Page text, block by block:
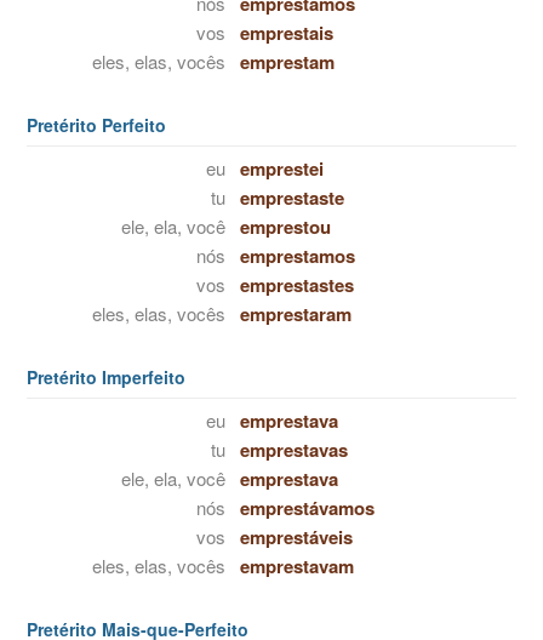
vos emprestais
eles, elas, vocês emprestam
Pretérito Perfeito
eu emprestei
tu emprestaste
ele, ela, você emprestou
nós emprestamos
vos emprestastes
eles, elas, vocês emprestaram
Pretérito Imperfeito
eu emprestava
tu emprestavas
ele, ela, você emprestava
nós emprestávamos
vos emprestáveis
eles, elas, vocês emprestavam
Pretérito Mais-que-Perfeito